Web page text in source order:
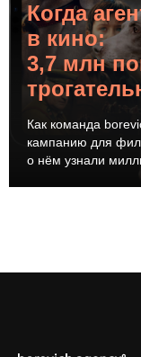
Когда
в кино:
3,7 млн
Как команда
кампанию для
о нём узнали